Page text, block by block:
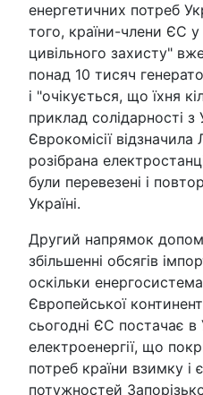
енергетичних потреб
того, країни-члени ЄС
цивільного захисту"
понад 10 тисяч
і "очікується, що їхня
приклад солідарності з
Єврокомісії відзначила
розібрана
були перевезені і
Україні.
Другий напрямок
збільшенні обсягів
оскільки
Європейської
сьогодні ЄС постачає в
електроенергії, що
потреб країни взимку і
потужностей